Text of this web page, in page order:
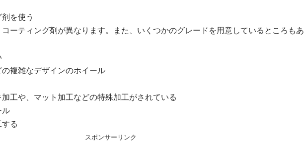
を使う
コーティング剤が異なります。また、いくつかのグレードを用意しているところもあ
複雑なデザインのホイール
工や、マット加工などの特殊加工がされている
ル
る
スポンサーリンク